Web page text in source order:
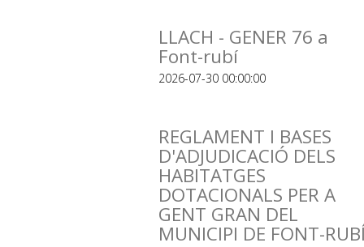
LLACH - GENER 76 a
Font-rubí
2026-07-30 00:00:00
REGLAMENT I BASES
D'ADJUDICACIÓ DELS
HABITATGES
DOTACIONALS PER A
GENT GRAN DEL
MUNICIPI DE FONT-